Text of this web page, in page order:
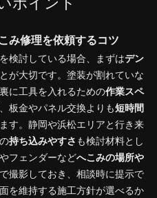
み修理を依頼するコツ
検討している場合、まずはデン
が大切です。塗装が割れていな
に工具を入れるための作業スペ
板金やパネル交換よりも短時間
す。静岡や浜松エリアと行き来
持ち込みやすさ も検討材料とし
フェンダーなどへこみの場所や
撮影しておき、相談時に提示で
を維持する施工方針が選べるか